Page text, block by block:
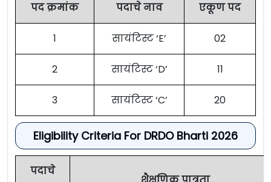
पद क्रमांक पदाचे नाव एकूण पद
1 सायंटिस्ट ‘E’ 02
2 सायंटिस्ट ‘D’ 11
3 सायंटिस्ट ‘C’ 20
Eligibility Criteria For DRDO Bharti 2026
पदाचे